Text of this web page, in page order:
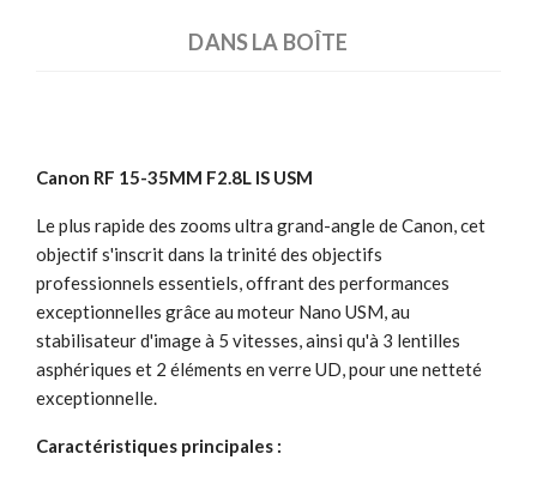
DANS LA BOÎTE
Canon RF 15-35MM F2.8L IS USM
Le plus rapide des zooms ultra grand-angle de Canon, cet
objectif s'inscrit dans la trinité des objectifs
professionnels essentiels, offrant des performances
exceptionnelles grâce au moteur Nano USM, au
stabilisateur d'image à 5 vitesses, ainsi qu'à 3 lentilles
asphériques et 2 éléments en verre UD, pour une netteté
exceptionnelle.
Caractéristiques principales :